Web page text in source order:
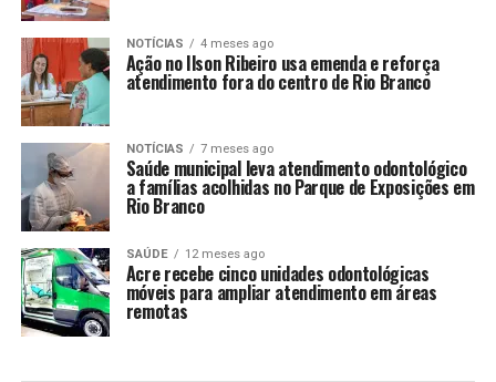
NOTÍCIAS 4 meses ago
Ação no Ilson Ribeiro usa emenda e reforça
atendimento fora do centro de Rio Branco
NOTÍCIAS 7 meses ago
Saúde municipal leva atendimento odontológico
a famílias acolhidas no Parque de Exposições em
Rio Branco
SAÚDE 12 meses ago
Acre recebe cinco unidades odontológicas
móveis para ampliar atendimento em áreas
remotas